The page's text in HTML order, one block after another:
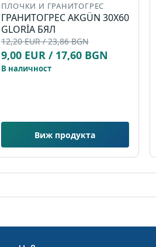
ПЛОЧКИ И ГРАНИТОГРЕС
ГРАНИТОГРЕС AKGÜN 30X60
GLORİA БЯЛ
12,20 EUR / 23,86 BGN
9,00 EUR / 17,60 BGN
В наличност
Виж продукта